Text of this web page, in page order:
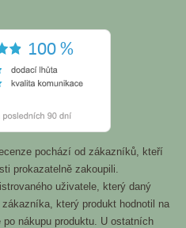
pochází od zákazníků, kteří
prokazatelně zakoupili.
uživatele, který daný
který produkt hodnotil na
nákupu produktu. U ostatních